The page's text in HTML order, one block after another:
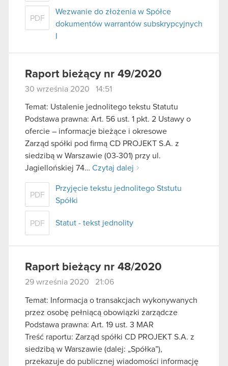
PDF
Wezwanie do złożenia w Spółce
dokumentów warrantów subskrypcyjnych
Raport bieżący nr 49/2020
30 września 2020 14:51
Temat: Ustalenie jednolitego tekstu Statutu
Podstawa prawna: Art. 56 ust. 1 pkt. 2 Ustawy o
ofercie – informacje bieżące i okresowe
Zarząd spółki pod firmą CD PROJEKT S.A. z
siedzibą w Warszawie (03-301) przy ul.
Jagiellońskiej 74… Czytaj dalej
PDF
Przyjęcie tekstu jednolitego Ststutu
Spółki
PDF Statut - tekst jednolity
Raport bieżący nr 48/2020
29 września 2020 21:06
Temat: Informacja o transakcjach wykonywanych
przez osobę pełniącą obowiązki zarządcze
Podstawa prawna: Art. 19 ust. 3 MAR
Treść raportu: Zarząd spółki CD PROJEKT S.A. z
siedzibą w Warszawie (dalej: „Spółka”),
przekazuje do publicznej wiadomości informację